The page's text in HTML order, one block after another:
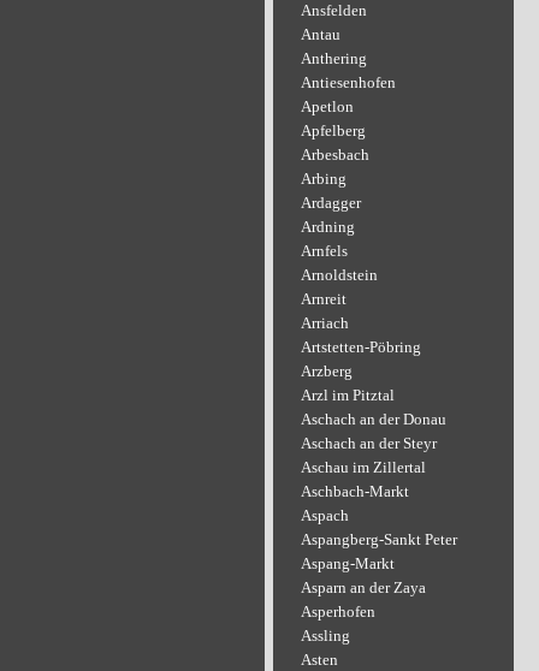
Ansfelden
Antau
Anthering
Antiesenhofen
Apetlon
Apfelberg
Arbesbach
Arbing
Ardagger
Ardning
Arnfels
Arnoldstein
Arnreit
Arriach
Artstetten-Pöbring
Arzberg
Arzl im Pitztal
Aschach an der Donau
Aschach an der Steyr
Aschau im Zillertal
Aschbach-Markt
Aspach
Aspangberg-Sankt Peter
Aspang-Markt
Asparn an der Zaya
Asperhofen
Assling
Asten